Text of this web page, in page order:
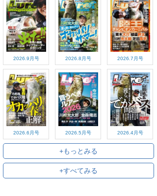
2026.9月号 2026.8月号 2026.7月号
2026.6月号 2026.5月号 2026.4月号
+もっとみる
+すべてみる